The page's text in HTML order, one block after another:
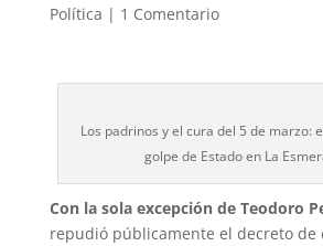
Política | 1 Comentario
Los padrinos y el cura del 5 de marzo:
golpe de Estado en La
Con la sola excepción de Teodoro
repudió públicamente el decreto de